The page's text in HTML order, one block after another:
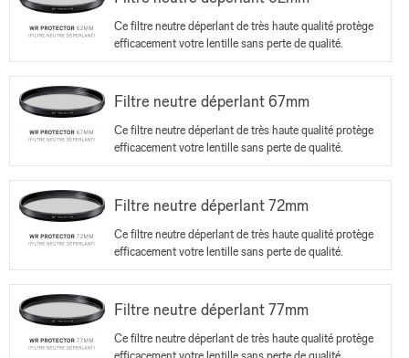
Ce filtre neutre déperlant de très haute qualité protège
efficacement votre lentille sans perte de qualité.
Filtre neutre déperlant 67mm
Ce filtre neutre déperlant de très haute qualité protège
efficacement votre lentille sans perte de qualité.
Filtre neutre déperlant 72mm
Ce filtre neutre déperlant de très haute qualité protège
efficacement votre lentille sans perte de qualité.
Filtre neutre déperlant 77mm
Ce filtre neutre déperlant de très haute qualité protège